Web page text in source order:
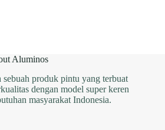
Aluminos
produk pintu yang terbuat
dengan model super keren
masyarakat Indonesia.